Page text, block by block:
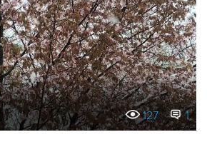
127 1